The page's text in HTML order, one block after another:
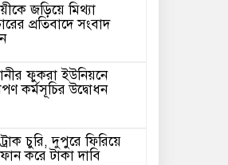
জড়িয়ে মিথ্যা
প্রতিবাদে সংবাদ
ফুকরা ইউনিয়নে
কর্মসূচির উদ্বোধন
চুরি, দুপুরে ফিরিয়ে
করে টাকা দাবি